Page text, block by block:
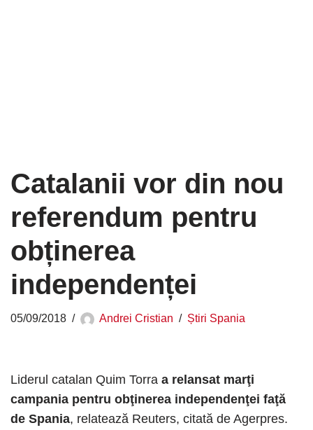
Catalanii vor din nou
referendum pentru
obținerea
independenței
05/09/2018 Andrei Cristian Știri Spania
Liderul catalan Quim Torra a relansat marţi
campania pentru obţinerea independenţei faţă
de Spania, relatează Reuters, citată de Agerpres.